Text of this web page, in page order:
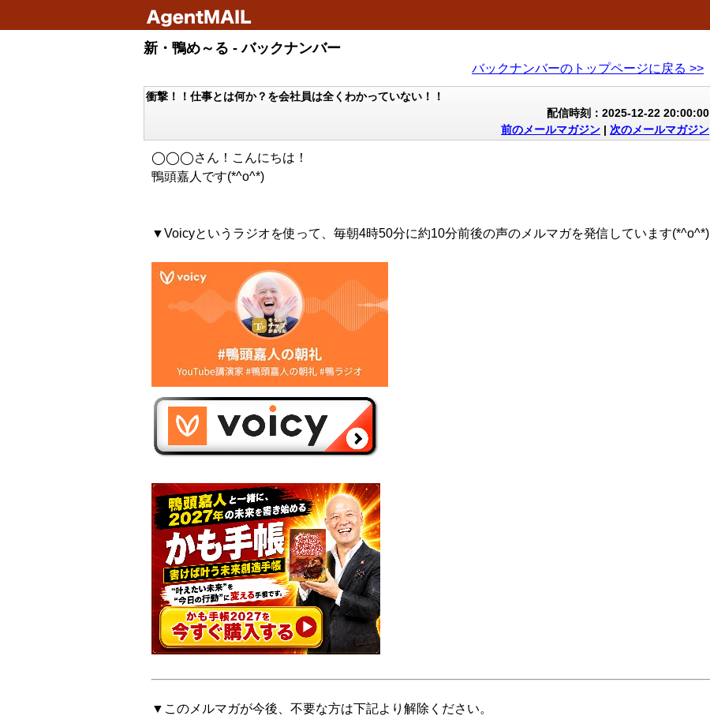
新・鴨め～る - バックナンバー
バックナンバーのトップページに戻る >>
衝撃！！仕事とは何か？を会社員は全くわかっていない！！
配信時刻：2025-12-22 20:00:00
前のメールマガジン | 次のメールマガジン
◯◯◯さん！こんにちは！
鴨頭嘉人です(*^o^*)
▼Voicyというラジオを使って、毎朝4時50分に約10分前後の声のメルマガを発信しています(*^o^*)
▼このメルマガが今後、不要な方は下記より解除ください。